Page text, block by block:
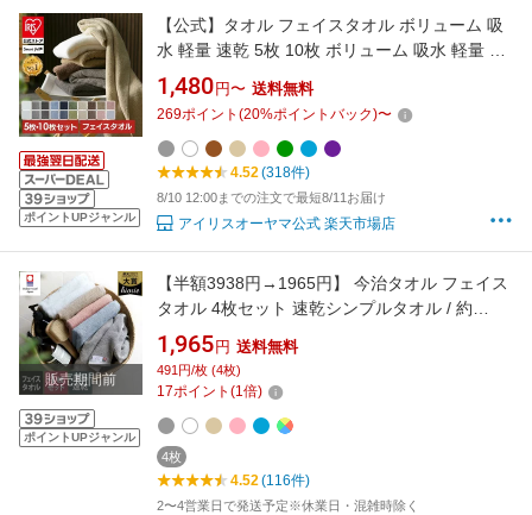
ポイントUPジャンル
【公式】タオル フェイスタオル ボリューム 吸
水 軽量 速乾 5枚 10枚 ボリューム 吸水 軽量 速
乾 薄手 厚手 綿 マイクロファイバー パイル ふ
わふわ 手拭き たおる 無地 34×80 5枚セット 10
枚セット
1,480 円〜 送料無料
269ポイント (20%ポイントバック)〜
4.52(318件)
8/10 12:00までの注文で最短8/11お届け
アイリスオーヤマ公式 楽天市場店
販売期間前
ポイントUPジャンル
【半額3938円→1965円】 今治タオル フェイス
タオル 4枚セット 速乾シンプルタオル / 約
34×80cm 日本製 今治 タオル 薄手 吸水 セット
まとめ買い ad lt
1,965 円 送料無料
491円/枚 (4枚)
17ポイント (1倍)
4枚
4.52(116件)
2〜4営業日で発送予定※休業日・混雑時除く